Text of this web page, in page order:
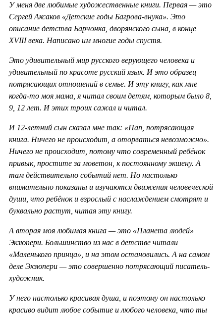
У меня две любимые художественные книги. Первая — это
Сергей Аксаков «Детские годы Багрова-внука». Это
описание детства Барчонка, дворянского сына, в конце
XVIII века. Написано им многие годы спустя.
Это удивительный мир русского верующего человека и
удивительный по красоте русский язык. И это образец
потрясающих отношений в семье. И эту книгу, как мне
когда-то моя мама, я читал своим детям, которым было 8,
9, 12 лет. И этих троих сажал и читал.
И 12-летний сын сказал мне так: «Пап, потрясающая
книга. Ничего не происходит, а оторваться невозможно».
Ничего не происходит, потому что современный ребёнок
привык, простите за моветон, к постоянному экшену. А
там действительно событий нет. Но настолько
внимательно показаны и изучаются движения человеческой
души, что ребёнок и взрослый с наслаждением смотрят и
буквально растут, читая эту книгу.
А вторая моя любимая книга — это «Планета людей»
Экзюпери. Большинство из нас в детстве читали
«Маленького принца», и на этом остановились. А на самом
деле Экзюпери — это совершенно потрясающий писатель-
художник.
У него настолько красивая душа, и поэтому он настолько
красиво видит любое событие и любого человека, что ты